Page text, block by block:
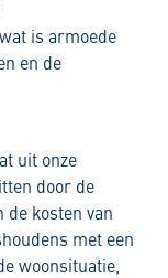
is armoede
en de
uit onze
door de
kosten van
met een
woonsituatie,